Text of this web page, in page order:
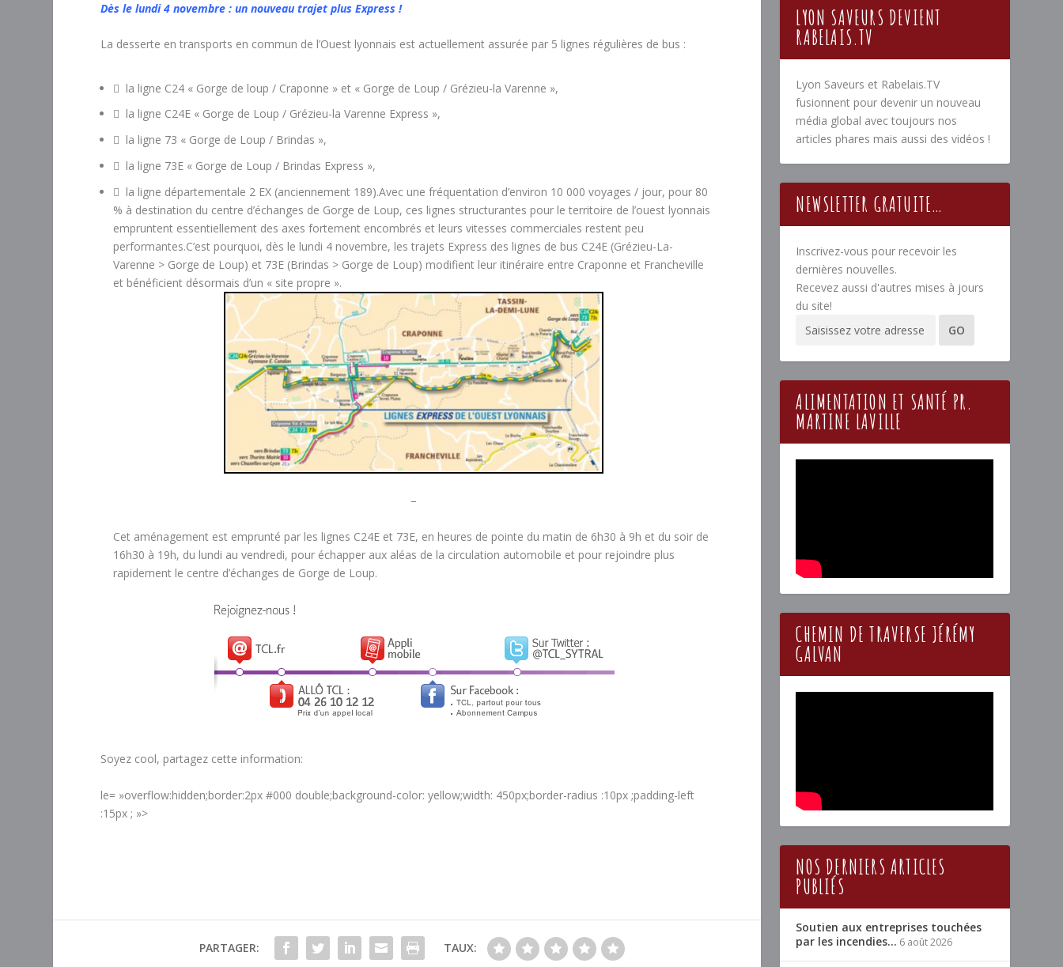
Dès le lundi 4 novembre : un nouveau trajet plus Express !
La desserte en transports en commun de l’Ouest lyonnais est actuellement assurée par 5 lignes régulières de bus :
 la ligne C24 « Gorge de loup / Craponne » et « Gorge de Loup / Grézieu-la Varenne »,
 la ligne C24E « Gorge de Loup / Grézieu-la Varenne Express »,
 la ligne 73 « Gorge de Loup / Brindas »,
 la ligne 73E « Gorge de Loup / Brindas Express »,
 la ligne départementale 2 EX (anciennement 189).Avec une fréquentation d’environ 10 000 voyages / jour, pour 80
% à destination du centre d’échanges de Gorge de Loup, ces lignes structurantes pour le territoire de l’ouest lyonnais
empruntent essentiellement des axes fortement encombrés et leurs vitesses commerciales restent peu
performantes.C’est pourquoi, dès le lundi 4 novembre, les trajets Express des lignes de bus C24E (Grézieu-La-
Varenne > Gorge de Loup) et 73E (Brindas > Gorge de Loup) modifient leur itinéraire entre Craponne et Francheville
et bénéficient désormais d’un « site propre ».
–
Cet aménagement est emprunté par les lignes C24E et 73E, en heures de pointe du matin de 6h30 à 9h et du soir de
16h30 à 19h, du lundi au vendredi, pour échapper aux aléas de la circulation automobile et pour rejoindre plus
rapidement le centre d’échanges de Gorge de Loup.
Soyez cool, partagez cette information:
le= »overflow:hidden;border:2px #000 double;background-color: yellow;width: 450px;border-radius :10px ;padding-left
:15px ; »>
PARTAGER: TAUX:
LYON SAVEURS DEVIENT
RABELAIS.TV
Lyon Saveurs et Rabelais.TV
fusionnent pour devenir un nouveau
média global avec toujours nos
articles phares mais aussi des vidéos !
NEWSLETTER GRATUITE…
Inscrivez-vous pour recevoir les
dernières nouvelles.
Recevez aussi d'autres mises à jours
du site!
ALIMENTATION ET SANTÉ PR.
MARTINE LAVILLE
CHEMIN DE TRAVERSE JÉRÉMY
GALVAN
NOS DERNIERS ARTICLES
PUBLIÉS
Soutien aux entreprises touchées
par les incendies… 6 août 2026